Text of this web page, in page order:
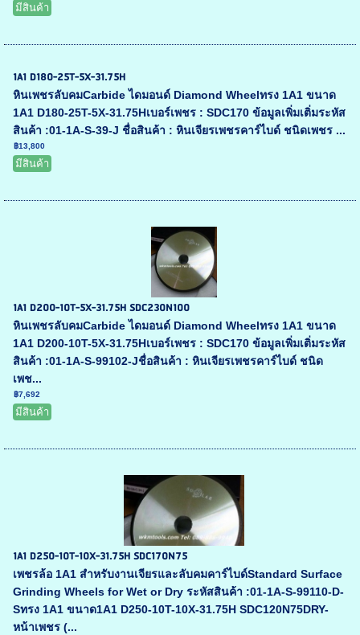
มีสินค้า
1A1 D180-25T-5X-31.75H
หินเพชรลับคมCarbide ไดมอนด์ Diamond Wheelทรง 1A1 ขนาด
1A1 D180-25T-5X-31.75Hเบอร์เพชร : SDC170 ข้อมูลเพิ่มเติ่มระหัส
สินค้า :01-1A-S-39-J ชื่อสินค้า : หินเจียรเพชรคาร์ไบด์ ชนิดเพชร ...
฿13,800
มีสินค้า
1A1 D200-10T-5X-31.75H SDC230N100
หินเพชรลับคมCarbide ไดมอนด์ Diamond Wheelทรง 1A1 ขนาด
1A1 D200-10T-5X-31.75Hเบอร์เพชร : SDC170 ข้อมูลเพิ่มเติ่มระหัส
สินค้า :01-1A-S-99102-Jชื่อสินค้า : หินเจียรเพชรคาร์ไบด์ ชนิด
เพช...
฿7,692
มีสินค้า
1A1 D250-10T-10X-31.75H SDC170N75
เพชรล้อ 1A1 สำหรับงานเจียรและลับคมคาร์ไบด์Standard Surface
Grinding Wheels for Wet or Dry ระหัสสินค้า :01-1A-S-99110-D-
Sทรง 1A1 ขนาด1A1 D250-10T-10X-31.75H SDC120N75DRY-
หน้าเพชร (...